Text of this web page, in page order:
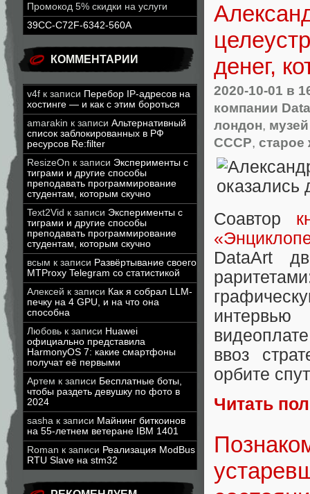
Промокод 5% скидки на услуги
39CC-C72F-6342-560A
КОММЕНТАРИИ
v4f к записи Перебор IP-адресов на
хостинге — и как с этим бороться
amarakin к записи Альтернативный
список заблокированных в РФ
ресурсов Re:filter
ResizeOn к записи Эксперименты с
тиграми и другие способы
преподавать программирование
студентам, которым скучно
Text2Vid к записи Эксперименты с
тиграми и другие способы
преподавать программирование
студентам, которым скучно
всым к записи Развёртывание своего
MTProxy Telegram со статистикой
Алексей к записи Как я собрал LLM-
печку на 4 GPU, и на что она
способна
Любовь к записи Huawei
официально представила
HarmonyOS 7: какие смартфоны
получат её первыми
Артем к записи Бесплатные боты,
чтобы раздеть девушку по фото в
2024
sasha к записи Майнинг биткоинов
на 55-летнем ветеране IBM 1401
Roman к записи Реализация ModBus
RTU Slave на stm32
денег,
2020-10-01 в
компании
лондон,
СССР, старое
Соавтор
DataArt
ввоз
орбите
Читать